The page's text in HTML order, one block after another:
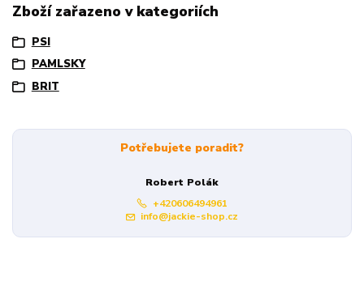
Zboží zařazeno v kategoriích
PSI
PAMLSKY
BRIT
Potřebujete poradit?
Robert Polák
+420606494961
info@jackie-shop.cz